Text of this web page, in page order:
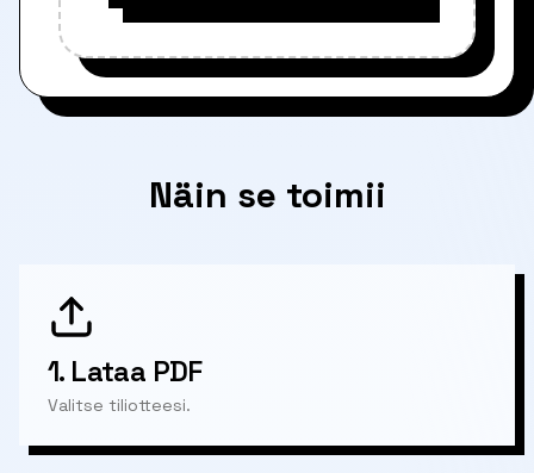
Näin se toimii
1. Lataa PDF
Valitse tiliotteesi.